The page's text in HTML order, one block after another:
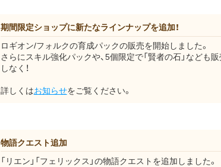
期間限定ショップに新たなラインナップを追加！
ロギオン/フォルクの育成パックの販売を開始しました。
さらにスキル強化パックや、5個限定で「賢者の石」なども
しなく！
詳しくはお知らせをご覧ください。
物語クエスト追加
「リエン」「フェリックス」の物語クエストを追加しました。